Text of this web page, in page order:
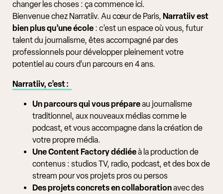
changer les choses : ça commence ici.
Bienvenue chez Narratiiv. Au cœur de Paris, Narratiiv est
bien plus qu’une école : c’est un espace où vous, futur
talent du journalisme, êtes accompagné par des
professionnels pour développer pleinement votre
potentiel au cours d’un parcours en 4 ans.
Narratiiv, c’est :
Un parcours qui vous prépareau journalisme
traditionnel, aux nouveaux médias comme le
podcast, et vous accompagne dans la création de
votre propre média.
Une Content Factory dédiéeà la production de
contenus : studios TV, radio, podcast, et des box de
stream pour vos projets pros ou persos
Des projets concrets en collaborationavec des